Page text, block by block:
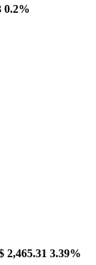
0.2%
2,465.31 3.39%